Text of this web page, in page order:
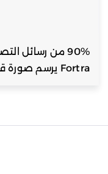
90% من رسائل
Fortra يرسم صورة قاتمة للسلوك البشري